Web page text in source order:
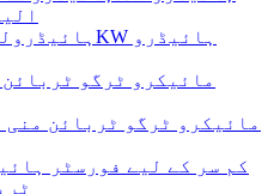
مائیکرو ٹرگو ٹربائن